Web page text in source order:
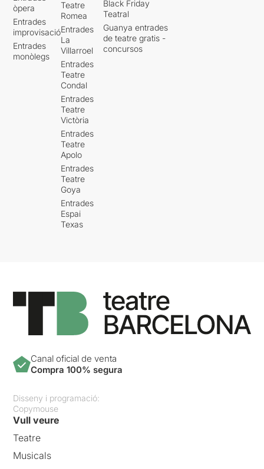
òpera
Entrades
improvisació
Entrades
monòlegs
Teatre
Romea
Entrades
La
Villarroel
Entrades
Teatre
Condal
Entrades
Teatre
Victòria
Entrades
Teatre
Apolo
Entrades
Teatre
Goya
Entrades
Espai
Texas
Black Friday
Teatral
Guanya entrades
de teatre gratis -
concursos
Canal oficial de venta
Compra 100% segura
Disseny i programació:
Copymouse
Vull veure
Teatre
Musicals